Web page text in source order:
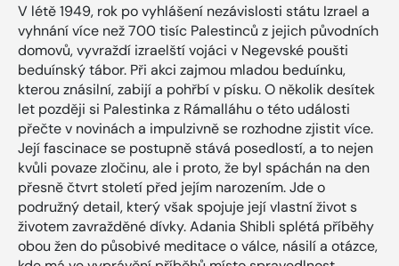
V létě 1949, rok po vyhlášení nezávislosti státu Izrael a
vyhnání více než 700 tisíc Palestinců z jejich původních
domovů, vyvraždí izraelští vojáci v Negevské poušti
beduínský tábor. Při akci zajmou mladou beduínku,
kterou znásilní, zabijí a pohřbí v písku. O několik desítek
let později si Palestinka z Rámalláhu o této události
přečte v novinách a impulzivně se rozhodne zjistit více.
Její fascinace se postupně stává posedlostí, a to nejen
kvůli povaze zločinu, ale i proto, že byl spáchán na den
přesně čtvrt století před jejím narozením. Jde o
podružný detail, který však spojuje její vlastní život s
životem zavražděné dívky. Adania Shibli splétá příběhy
obou žen do působivé meditace o válce, násilí a otázce,